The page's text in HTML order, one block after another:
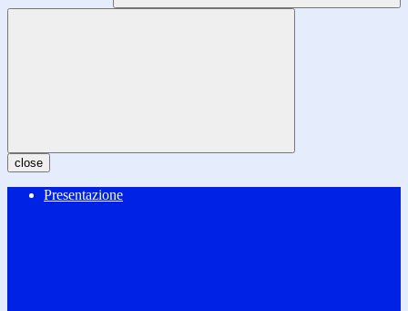
close
Presentazione